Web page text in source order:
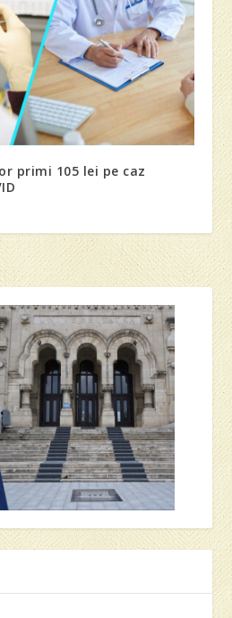
primi 105 lei pe caz